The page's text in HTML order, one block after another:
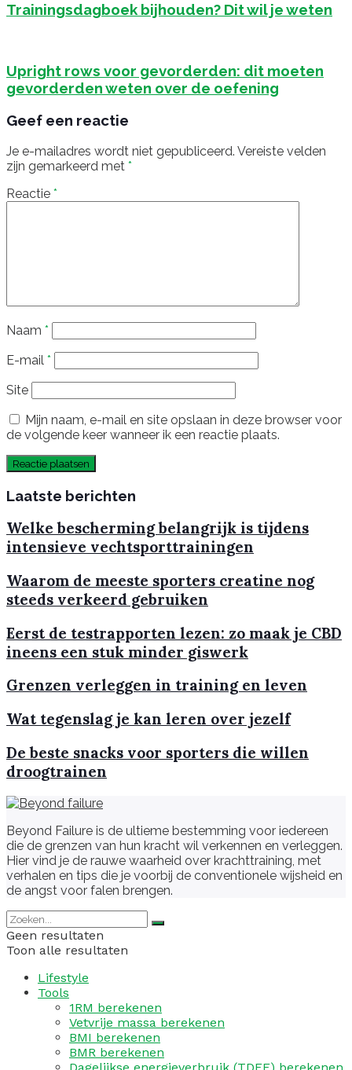
Trainingsdagboek bijhouden? Dit wil je weten
Upright rows voor gevorderden: dit moeten
gevorderden weten over de oefening
Geef een reactie
Je e-mailadres wordt niet gepubliceerd. Vereiste velden
zijn gemarkeerd met *
Reactie *
Naam *
E-mail *
Site
Mijn naam, e-mail en site opslaan in deze browser voor
de volgende keer wanneer ik een reactie plaats.
Laatste berichten
Welke bescherming belangrijk is tijdens
intensieve vechtsporttrainingen
Waarom de meeste sporters creatine nog
steeds verkeerd gebruiken
Eerst de testrapporten lezen: zo maak je CBD
ineens een stuk minder giswerk
Grenzen verleggen in training en leven
Wat tegenslag je kan leren over jezelf
De beste snacks voor sporters die willen
droogtrainen
Beyond Failure is de ultieme bestemming voor iedereen
die de grenzen van hun kracht wil verkennen en verleggen.
Hier vind je de rauwe waarheid over krachttraining, met
verhalen en tips die je voorbij de conventionele wijsheid en
de angst voor falen brengen.
Geen resultaten
Toon alle resultaten
Lifestyle
Tools
1RM berekenen
Vetvrije massa berekenen
BMI berekenen
BMR berekenen
Dagelijkse energieverbruik (TDEE) berekenen